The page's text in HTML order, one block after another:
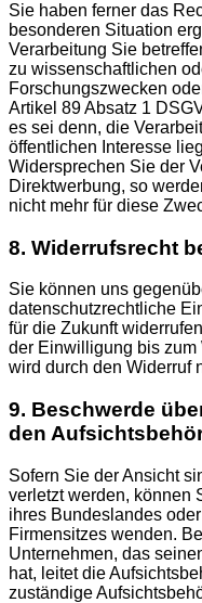
Sie haben ferner das
besonderen Situation
Verarbeitung Sie
zu wissenschaftlichen
Forschungszwecken
Artikel 89 Absatz 1
es sei denn, die
öffentlichen Interesse
Widersprechen Sie der
Direktwerbung, so
nicht mehr für diese
8. Widerrufsrecht
Sie können uns
datenschutzrechtliche
für die Zukunft
der Einwilligung bis zum
wird durch den Widerruf
9. Beschwerde
den
Sofern Sie der Ansicht
verletzt werden, können
ihres Bundeslandes
Firmensitzes wenden.
Unternehmen, das
hat, leitet die
zuständige